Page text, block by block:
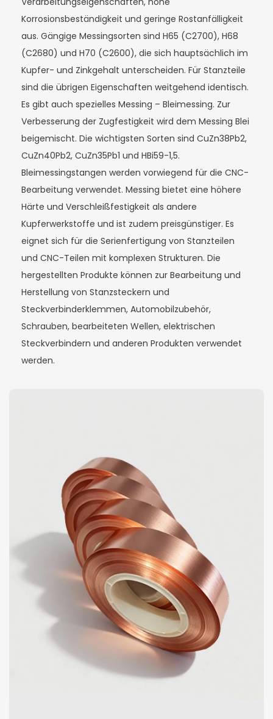
Korrosionsbeständigkeit und geringe Rostanfälligkeit
aus. Gängige Messingsorten sind H65 (C2700), H68
(C2680) und H70 (C2600), die sich hauptsächlich im
Kupfer- und Zinkgehalt unterscheiden. Für Stanzteile
sind die übrigen Eigenschaften weitgehend identisch.
Es gibt auch spezielles Messing – Bleimessing. Zur
Verbesserung der Zugfestigkeit wird dem Messing Blei
beigemischt. Die wichtigsten Sorten sind CuZn38Pb2,
CuZn40Pb2, CuZn35Pb1 und HBi59-1,5.
Bleimessingstangen werden vorwiegend für die CNC-
Bearbeitung verwendet. Messing bietet eine höhere
Härte und Verschleißfestigkeit als andere
Kupferwerkstoffe und ist zudem preisgünstiger. Es
eignet sich für die Serienfertigung von Stanzteilen
und CNC-Teilen mit komplexen Strukturen. Die
hergestellten Produkte können zur Bearbeitung und
Herstellung von Stanzsteckern und
Steckverbinderklemmen, Automobilzubehör,
Schrauben, bearbeiteten Wellen, elektrischen
Steckverbindern und anderen Produkten verwendet
werden.